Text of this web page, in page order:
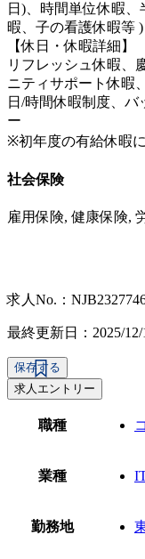
日)、時間単位休暇
暇、子の看護休暇等 )
【休日・休暇詳細】
リフレッシュ休暇、
ニティサポート休暇
日/時間休暇制度、
ー
※初年度の有給休暇
社会保険
雇用保険, 健康保険,
求人No.：
最終更新日：2025/12/
保存する
求人エントリー
職種
業種
勤務地